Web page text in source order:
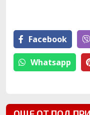
Facebook
Whatsapp